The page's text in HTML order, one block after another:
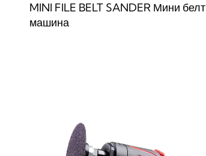
MINI FILE BELT SANDER Мини белт
машина